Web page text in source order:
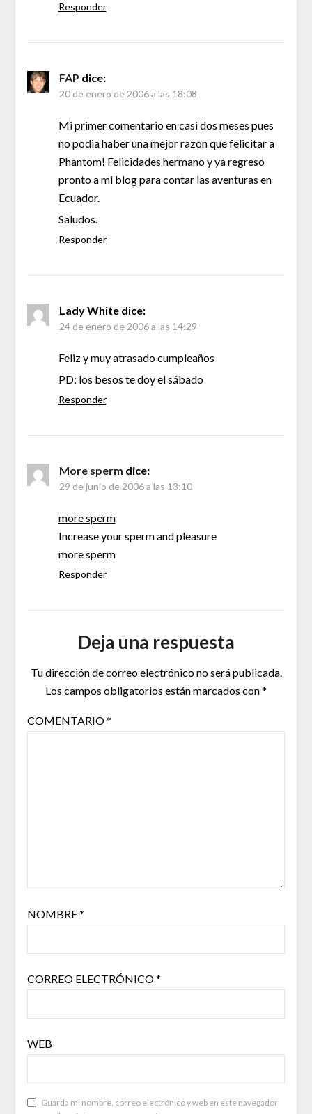
Responder
FAP dice:
20 de enero de 2006 a las 18:08
Mi primer comentario en casi dos meses pues
no podia haber una mejor razon que felicitar a
Phantom! Felicidades hermano y ya regreso
pronto a mi blog para contar las aventuras en
Ecuador.
Saludos.
Responder
Lady White dice:
24 de enero de 2006 a las 14:29
Feliz y muy atrasado cumpleaños
PD: los besos te doy el sábado
Responder
More sperm dice:
29 de junio de 2006 a las 13:10
more sperm
Increase your sperm and pleasure
more sperm
Responder
Deja una respuesta
Tu dirección de correo electrónico no será publicada.
Los campos obligatorios están marcados con*
COMENTARIO*
NOMBRE*
CORREO ELECTRÓNICO*
WEB
Guarda mi nombre, correo electrónico y web en este navegador